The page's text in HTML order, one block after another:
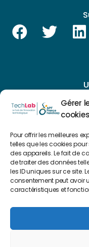
Gérer
cookies
Pour offrir les meilleures
telles que les cookies
des appareils. Le fait de
de traiter des données
les ID uniques sur ce site.
consentement peut avoir
caractéristiques et
Copyright